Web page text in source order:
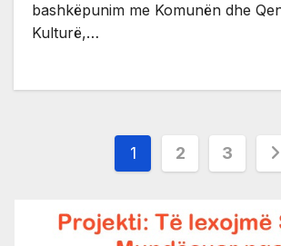
bashkëpunim me Komunën dhe
Kulturë,…
Posts
1 2 3